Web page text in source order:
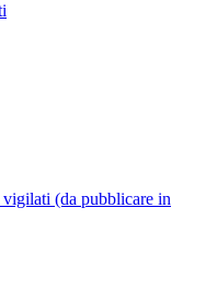
(da pubblicare in